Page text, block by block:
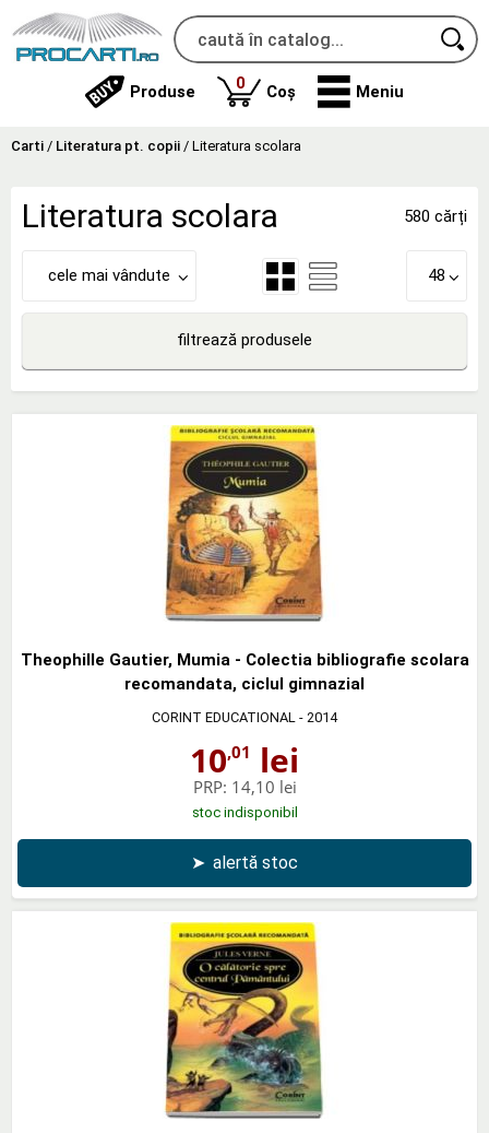
Produse 0produse
Coș Meniu
Carti / Literatura pt. copii / Literatura scolara
Literatura scolara 580 cărți
cele mai vândute 48
filtrează produsele
Theophille Gautier, Mumia - Colectia bibliografie scolara
recomandata, ciclul gimnazial
CORINT EDUCATIONAL - 2014
10,01 lei
PRP: 14,10 lei
stoc indisponibil
➤ alertă stoc